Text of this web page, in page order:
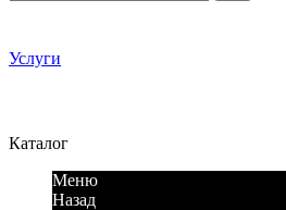
Услуги
Каталог
Меню
Назад